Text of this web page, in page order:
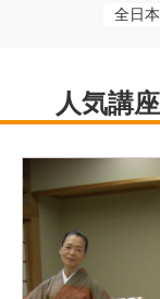
全日